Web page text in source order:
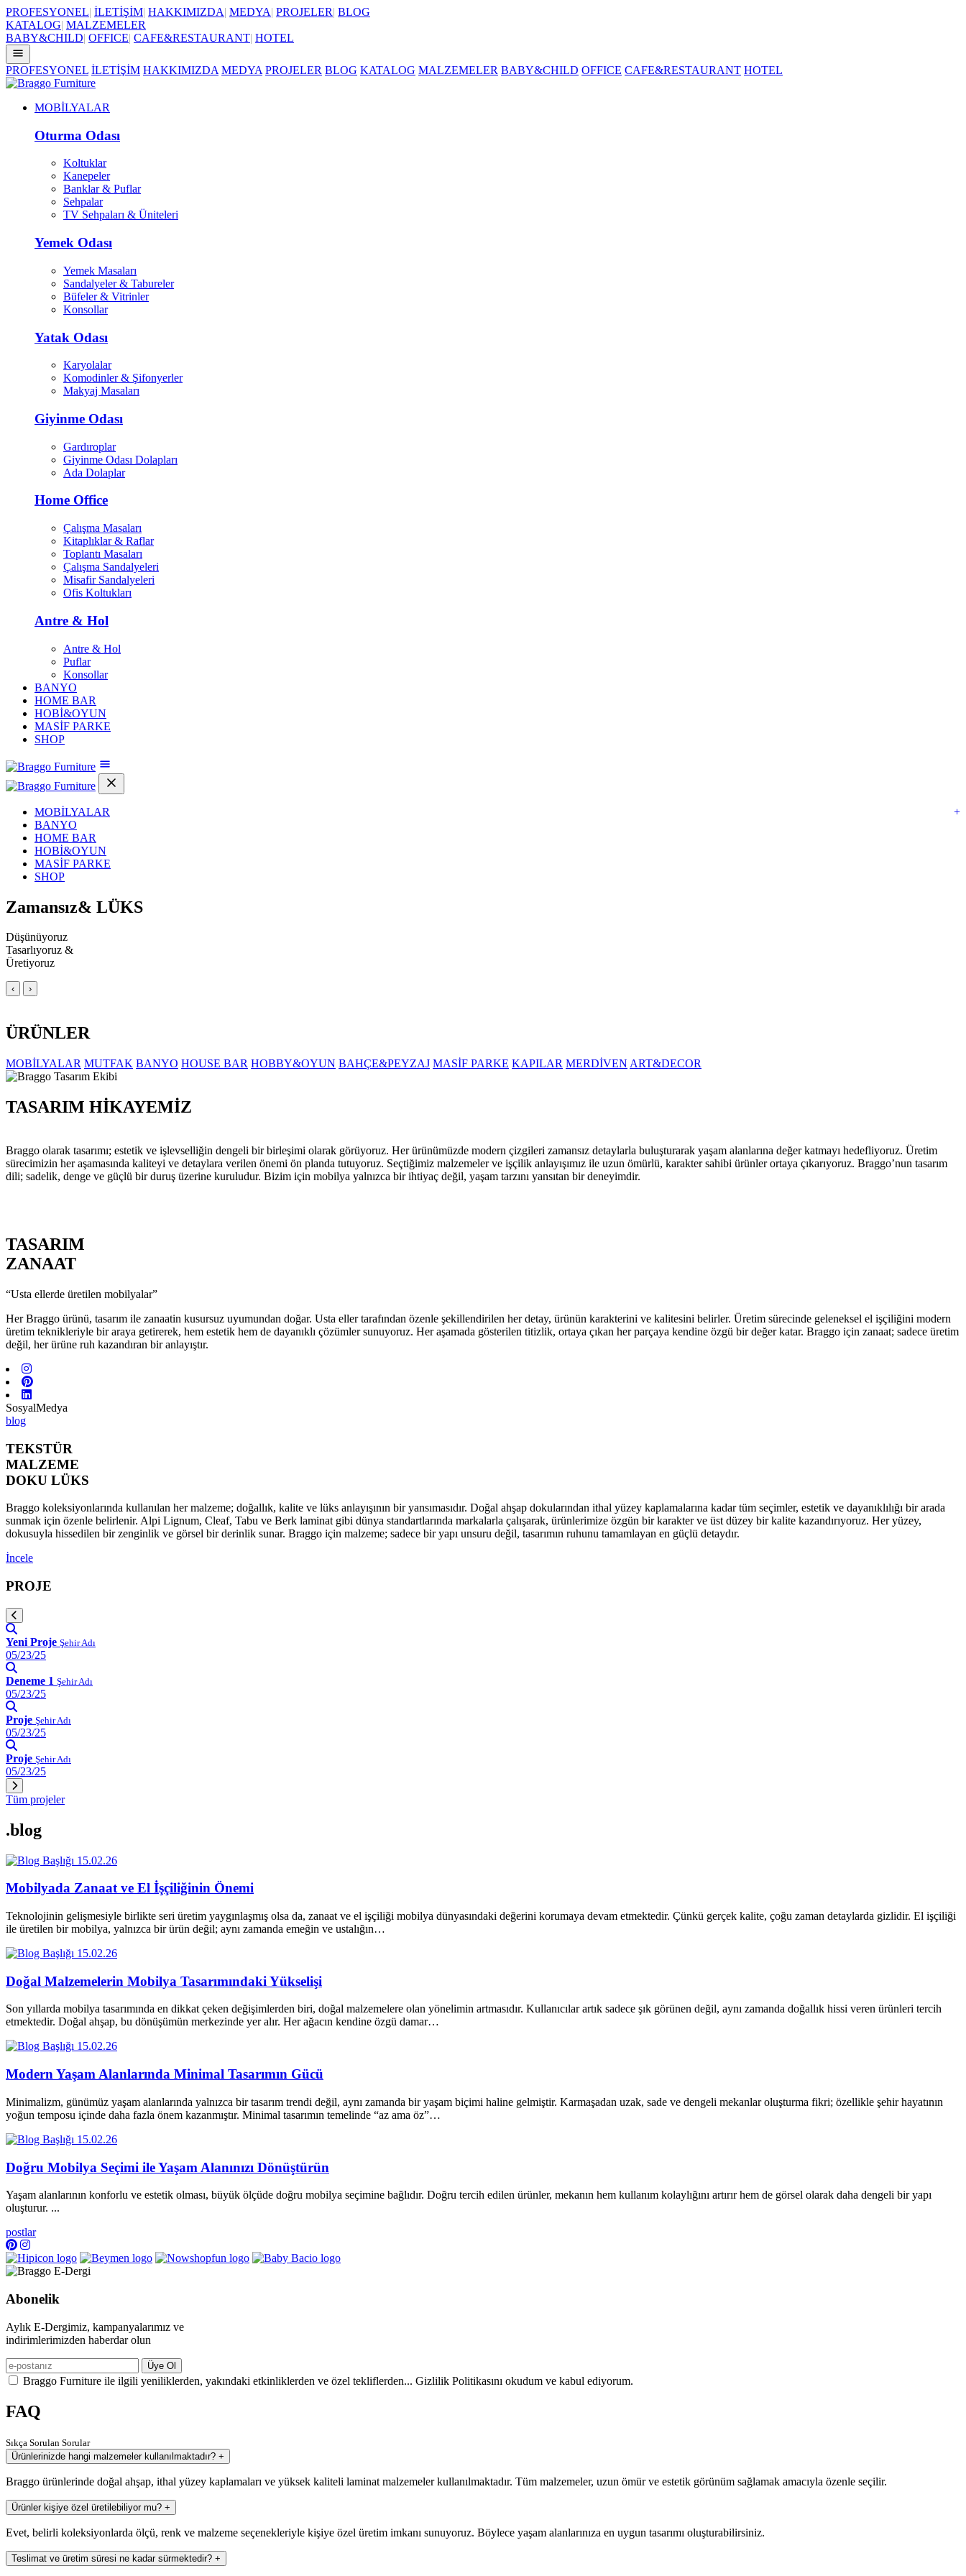
PROFESYONEL| İLETİŞİM| HAKKIMIZDA| MEDYA| PROJELER| BLOG
KATALOG| MALZEMELER
BABY&CHILD| OFFICE| CAFE&RESTAURANT| HOTEL
PROFESYONEL İLETİŞİM HAKKIMIZDA MEDYA PROJELER BLOG KATALOG MALZEMELER BABY&CHILD OFFICE CAFE&RESTAURANT HOTEL
MOBİLYALAR
Oturma Odası
Koltuklar
Kanepeler
Banklar & Puflar
Sehpalar
TV Sehpaları & Üniteleri
Yemek Odası
Yemek Masaları
Sandalyeler & Tabureler
Büfeler & Vitrinler
Konsollar
Yatak Odası
Karyolalar
Komodinler & Şifonyerler
Makyaj Masaları
Giyinme Odası
Gardıroplar
Giyinme Odası Dolapları
Ada Dolaplar
Home Office
Çalışma Masaları
Kitaplıklar & Raflar
Toplantı Masaları
Çalışma Sandalyeleri
Misafir Sandalyeleri
Ofis Koltukları
Antre & Hol
Antre & Hol
Puflar
Konsollar
BANYO
HOME BAR
HOBİ&OYUN
MASİF PARKE
SHOP
MOBİLYALAR
+
BANYO
HOME BAR
HOBİ&OYUN
MASİF PARKE
SHOP
Zamansız& LÜKS
Düşünüyoruz
Tasarlıyoruz &
Üretiyoruz
‹ ›
ÜRÜNLER
MOBİLYALAR MUTFAK BANYO HOUSE BAR HOBBY&OYUN BAHÇE&PEYZAJ MASİF PARKE KAPILAR MERDİVEN ART&DECOR
TASARIM HİKAYEMİZ
Braggo olarak tasarımı; estetik ve işlevselliğin dengeli bir birleşimi olarak görüyoruz. Her ürünümüzde modern çizgileri zamansız detaylarla buluşturarak yaşam alanlarına değer katmayı hedefliyoruz. Üretim
sürecimizin her aşamasında kaliteyi ve detaylara verilen önemi ön planda tutuyoruz. Seçtiğimiz malzemeler ve işçilik anlayışımız ile uzun ömürlü, karakter sahibi ürünler ortaya çıkarıyoruz. Braggo’nun tasarım
dili; sadelik, denge ve güçlü bir duruş üzerine kuruludur. Bizim için mobilya yalnızca bir ihtiyaç değil, yaşam tarzını yansıtan bir deneyimdir.
TASARIM
ZANAAT
“Usta ellerde üretilen mobilyalar”
Her Braggo ürünü, tasarım ile zanaatin kusursuz uyumundan doğar. Usta eller tarafından özenle şekillendirilen her detay, ürünün karakterini ve kalitesini belirler. Üretim sürecinde geleneksel el işçiliğini modern
üretim teknikleriyle bir araya getirerek, hem estetik hem de dayanıklı çözümler sunuyoruz. Her aşamada gösterilen titizlik, ortaya çıkan her parçaya kendine özgü bir değer katar. Braggo için zanaat; sadece üretim
değil, her ürüne ruh kazandıran bir anlayıştır.
SosyalMedya
blog
TEKSTÜR
MALZEME
DOKU LÜKS
Braggo koleksiyonlarında kullanılan her malzeme; doğallık, kalite ve lüks anlayışının bir yansımasıdır. Doğal ahşap dokularından ithal yüzey kaplamalarına kadar tüm seçimler, estetik ve dayanıklılığı bir arada
sunmak için özenle belirlenir. Alpi Lignum, Cleaf, Tabu ve Berk laminat gibi dünya standartlarında markalarla çalışarak, ürünlerimize özgün bir karakter ve üst düzey bir kalite kazandırıyoruz. Her yüzey,
dokusuyla hissedilen bir zenginlik ve görsel bir derinlik sunar. Braggo için malzeme; sadece bir yapı unsuru değil, tasarımın ruhunu tamamlayan en güçlü detaydır.
İncele
PROJE
Yeni Proje Şehir Adı
05/23/25
Deneme 1 Şehir Adı
05/23/25
Proje Şehir Adı
05/23/25
Proje Şehir Adı
05/23/25
Tüm projeler
.blog
15.02.26
Mobilyada Zanaat ve El İşçiliğinin Önemi
Teknolojinin gelişmesiyle birlikte seri üretim yaygınlaşmış olsa da, zanaat ve el işçiliği mobilya dünyasındaki değerini korumaya devam etmektedir. Çünkü gerçek kalite, çoğu zaman detaylarda gizlidir. El işçiliği
ile üretilen bir mobilya, yalnızca bir ürün değil; aynı zamanda emeğin ve ustalığın…
15.02.26
Doğal Malzemelerin Mobilya Tasarımındaki Yükselişi
Son yıllarda mobilya tasarımında en dikkat çeken değişimlerden biri, doğal malzemelere olan yönelimin artmasıdır. Kullanıcılar artık sadece şık görünen değil, aynı zamanda doğallık hissi veren ürünleri tercih
etmektedir. Doğal ahşap, bu dönüşümün merkezinde yer alır. Her ağacın kendine özgü damar…
15.02.26
Modern Yaşam Alanlarında Minimal Tasarımın Gücü
Minimalizm, günümüz yaşam alanlarında yalnızca bir tasarım trendi değil, aynı zamanda bir yaşam biçimi haline gelmiştir. Karmaşadan uzak, sade ve dengeli mekanlar oluşturma fikri; özellikle şehir hayatının
yoğun temposu içinde daha fazla önem kazanmıştır. Minimal tasarımın temelinde “az ama öz”…
15.02.26
Doğru Mobilya Seçimi ile Yaşam Alanınızı Dönüştürün
Yaşam alanlarının konforlu ve estetik olması, büyük ölçüde doğru mobilya seçimine bağlıdır. Doğru tercih edilen ürünler, mekanın hem kullanım kolaylığını artırır hem de görsel olarak daha dengeli bir yapı
oluşturur. ...
postlar
Abonelik
Aylık E-Dergimiz, kampanyalarımız ve
indirimlerimizden haberdar olun
Üye Ol
Braggo Furniture ile ilgili yeniliklerden, yakındaki etkinliklerden ve özel tekliflerden... Gizlilik Politikasını okudum ve kabul ediyorum.
FAQ
Sıkça Sorulan Sorular
Ürünlerinizde hangi malzemeler kullanılmaktadır? +
Braggo ürünlerinde doğal ahşap, ithal yüzey kaplamaları ve yüksek kaliteli laminat malzemeler kullanılmaktadır. Tüm malzemeler, uzun ömür ve estetik görünüm sağlamak amacıyla özenle seçilir.
Ürünler kişiye özel üretilebiliyor mu? +
Evet, belirli koleksiyonlarda ölçü, renk ve malzeme seçenekleriyle kişiye özel üretim imkanı sunuyoruz. Böylece yaşam alanlarınıza en uygun tasarımı oluşturabilirsiniz.
Teslimat ve üretim süresi ne kadar sürmektedir? +